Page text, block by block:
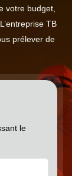
votre budget,
TB
prélever de
le